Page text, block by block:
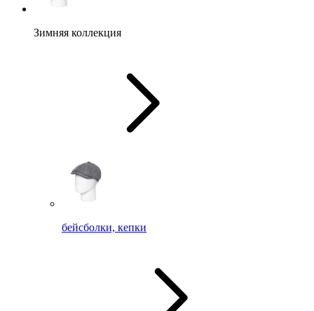
Зимняя коллекция
бейсболки, кепки